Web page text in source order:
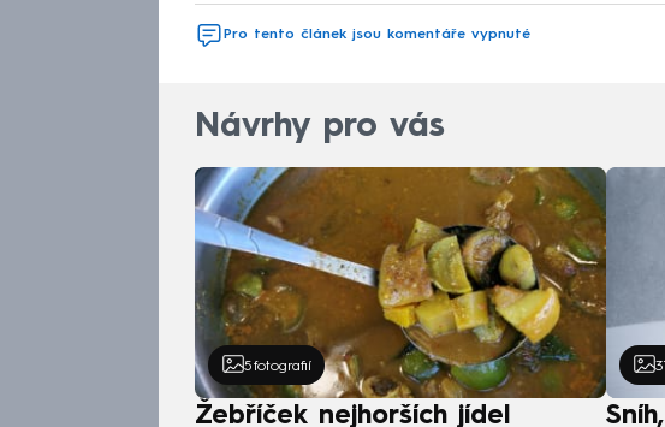
Pro tento článek jsou komentáře vypnuté
Návrhy pro vás
5 fotografií
Žebříček nejhorších jídel
31